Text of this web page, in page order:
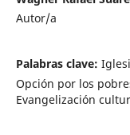
Autor/a
Palabras clave:
Opción por los
Evangelización